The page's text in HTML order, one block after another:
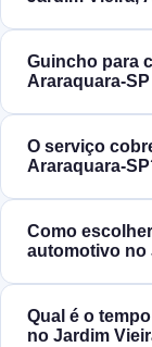
Guincho para
O serviço
Como
automotivo no
Qual é o
no Jardim